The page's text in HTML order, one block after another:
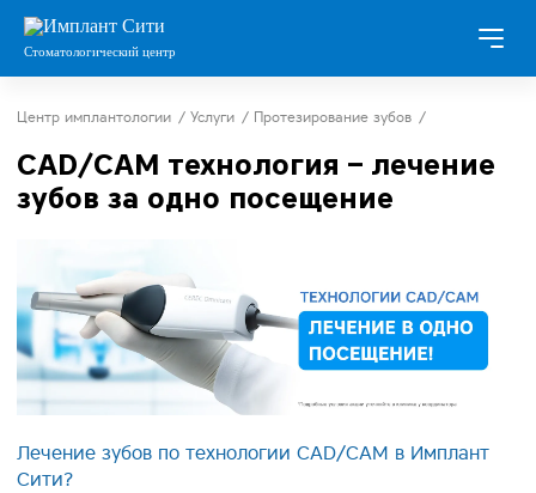
Стоматологический центр
Центр имплантологии / Услуги / Протезирование зубов /
Информация о протезировании
CAD/CAM технология – лечение
зубов за одно посещение
Лечение зубов по технологии CAD/CAM в Имплант
Сити?